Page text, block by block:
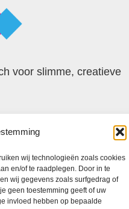
wij technologieën zoals cookies
en/of te raadplegen. Door in te
wij gegevens zoals surfgedrag of
geen toestemming geeft of uw
invloed hebben op bepaalde
voor slimme, creatieve
© 2026 Faxion